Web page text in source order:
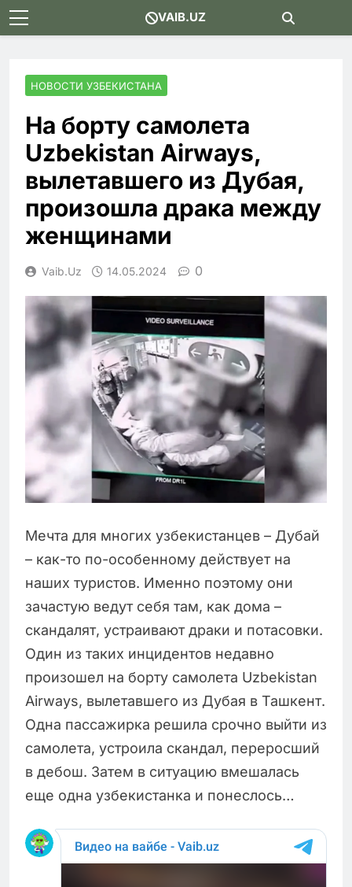
Skip
to
VAIB.UZ
НОВОСТИ УЗБЕКИСТАНА
На борту самолета
Uzbekistаn Airways,
вылетавшего из Дубая,
произошла драка между
женщинами
Vaib.uz 14.05.2024 0
Мечта для многих узбекистанцев – Дубай
– как-то по-особенному действует на
наших туристов. Именно поэтому они
зачастую ведут себя там, как дома –
скандалят, устраивают драки и потасовки.
Один из таких инцидентов недавно
произошел на борту самолета Uzbekistаn
Airways, вылетавшего из Дубая в Ташкент.
Одна пассажирка решила срочно выйти из
самолета, устроила скандал, переросший
в дебош. Затем в ситуацию вмешалась
еще одна узбекистанка и понеслось…